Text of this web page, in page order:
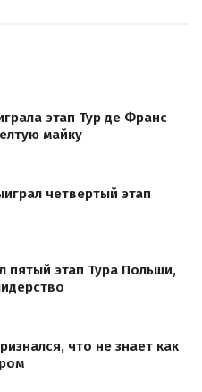
этап Тур де Франс
майку
четвертый этап
пятый этап Тура Польши,
что не знает как